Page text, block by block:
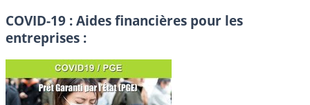
COVID-19 : Aides financières pour les
entreprises :